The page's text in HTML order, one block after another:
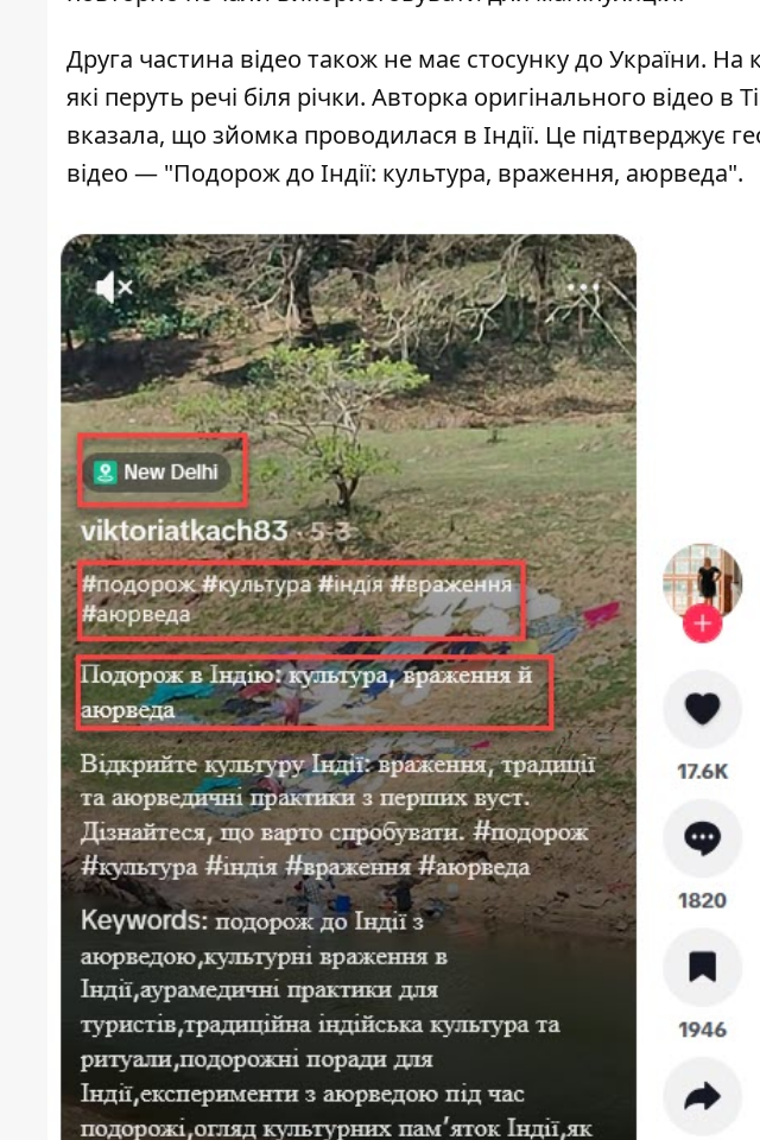
Друга частина відео також не має стосунку до України. На
які перуть речі біля річки. Авторка оригінального відео в
вказала, що зйомка проводилася в Індії. Це підтверджує
відео — "Подорож до Індії: культура, враження, аюрведа".